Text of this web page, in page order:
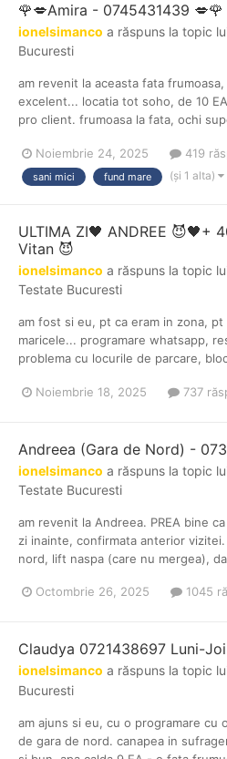
🌹💋Amira - 0745431439 💋🌹
ionelsimanco a răspuns la topic
Bucuresti
am revenit la aceasta fata
excelent... locatia tot soho, de 10
pro client. frumoasa la fata, ochi
Noiembrie 24, 2025 419
sani mici fund mare (și 1 alta)
ULTIMA ZI🖤 ANDREE 😈🖤+
Vitan 😈
ionelsimanco a răspuns la topic
Testate Bucuresti
am fost si eu, pt ca eram in zona,
maricele... programare whatsapp,
problema cu locurile de parcare,
Noiembrie 18, 2025 737
Andreea (Gara de Nord) -
ionelsimanco a răspuns la topic
Testate Bucuresti
am revenit la Andreea. PREA bine
zi inainte, confirmata anterior
nord, lift naspa (care nu mergea),
Octombrie 26, 2025 1045
Claudya 0721438697 Luni-Joi
ionelsimanco a răspuns la topic
Bucuresti
am ajuns si eu, cu o programare cu
de gara de nord. canapea in